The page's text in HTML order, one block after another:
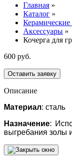
Главная »
Каталог »
Керамические
Аксессуары »
Кочерга для
600 руб.
Оставить заявку
Описание
Материал: сталь
Назначение:
выгребания золы